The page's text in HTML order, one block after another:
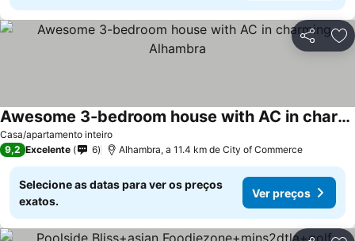
Partilhar
Casa/apartamento inteiro
Awesome 3-bedroom house with AC in charming Alhambra
9,2 Excelente 6 Alhambra, a 11.4 km de City of Commerce
Selecione as datas para ver os preços
exatos.
Ver preços